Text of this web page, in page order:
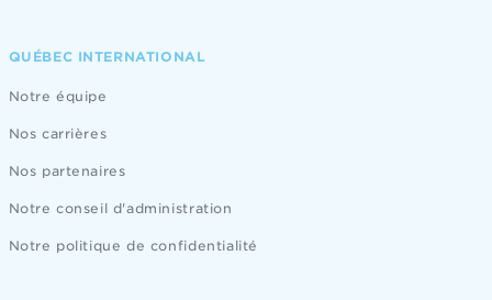
QUÉBEC INTERNATIONAL
Notre équipe
Nos carrières
Nos partenaires
Notre conseil d'administration
Notre politique de confidentialité